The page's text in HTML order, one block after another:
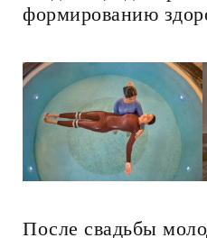
формированию
После свадьбы